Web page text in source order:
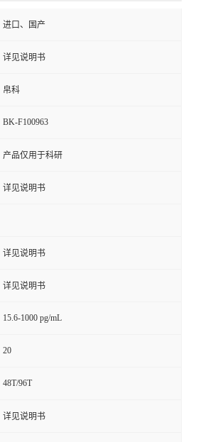
进口、国产
详见说明书
帛科
BK-F100963
产品仅用于科研
详见说明书
详见说明书
详见说明书
15.6-1000 pg/mL
20
48T/96T
详见说明书